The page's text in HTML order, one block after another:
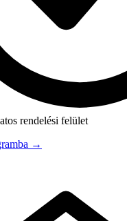
rendelési felület
→